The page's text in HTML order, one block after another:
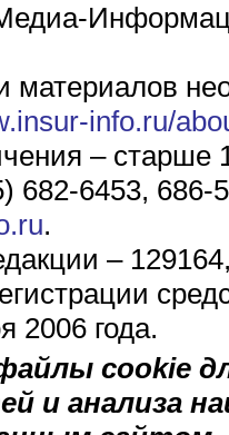
материалов
info.ru/
– старше
682-6453, 686-
.
–
2006 года.
cookie
и анализа